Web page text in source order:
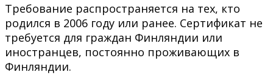
Требование распространяется на тех, кто
родился в 2006 году или ранее. Сертификат не
требуется для граждан Финляндии или
иностранцев, постоянно проживающих в
Финляндии.